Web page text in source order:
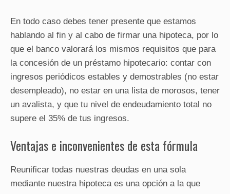
En todo caso debes tener presente que estamos
hablando al fin y al cabo de firmar una hipoteca, por lo
que el banco valorará los mismos requisitos que para
la concesión de un préstamo hipotecario: contar con
ingresos periódicos estables y demostrables (no estar
desempleado), no estar en una lista de morosos, tener
un avalista, y que tu nivel de endeudamiento total no
supere el 35% de tus ingresos.
Ventajas e inconvenientes de esta fórmula
Reunificar todas nuestras deudas en una sola
mediante nuestra hipoteca es una opción a la que